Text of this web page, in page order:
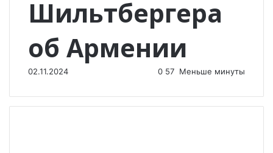
Шильтбергера
об Армении
02.11.2024 0 57 Меньше минуты